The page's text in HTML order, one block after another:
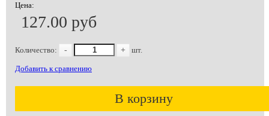
Цена:
127.00 руб
Количество: - + шт.
Добавить к сравнению
В корзину